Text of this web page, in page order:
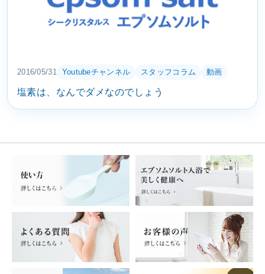
2016/05/31 Youtubeチャンネル スタッフコラム 動画
塩素は、なんでダメなのでしょう